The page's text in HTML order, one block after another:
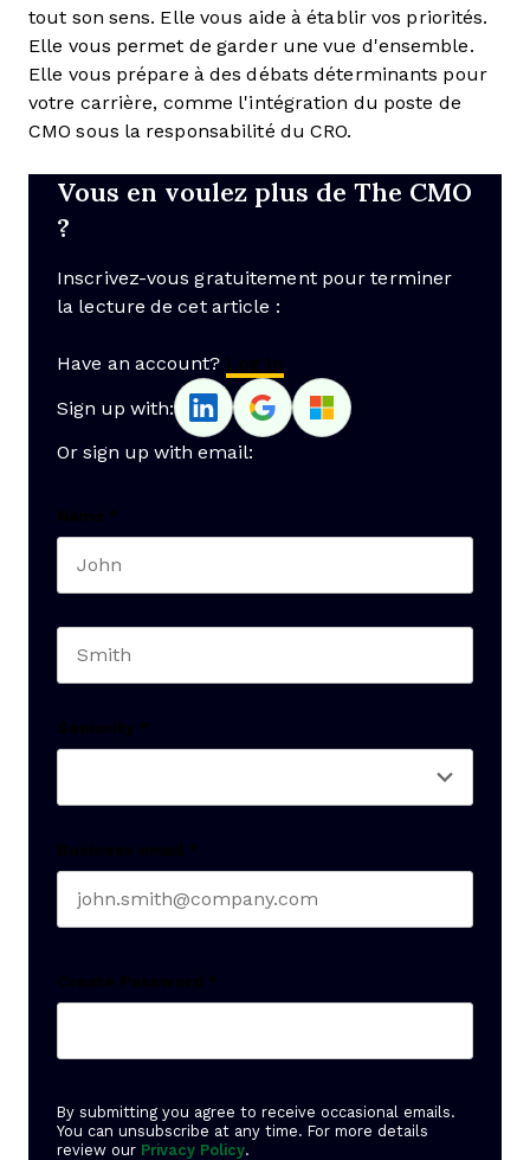
tout son sens. Elle vous aide à établir vos priorités.
Elle vous permet de garder une vue d'ensemble.
Elle vous prépare à des débats déterminants pour
votre carrière, comme l'intégration du poste de
CMO sous la responsabilité du CRO.
Vous en voulez plus de The CMO
?
Inscrivez-vous gratuitement pour terminer
la lecture de cet article :
Have an account? Log In
Sign up with:
Or sign up with email:
Name *
Seniority *
Business email *
Create Password *
By submitting you agree to receive occasional emails.
You can unsubscribe at any time. For more details
review our Privacy Policy.